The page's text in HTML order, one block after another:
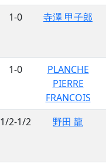
1-0 寺澤 甲子郎
1-0
PLANCHE
PIERRE
FRANCOIS
1/2-1/2 野田 龍